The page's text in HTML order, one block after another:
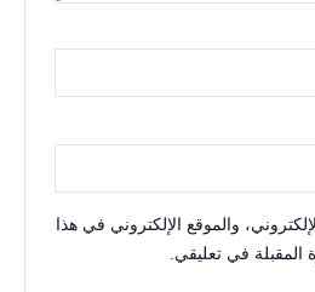
والموقع الإلكتروني في هذا
المقبلة في تعليقي.